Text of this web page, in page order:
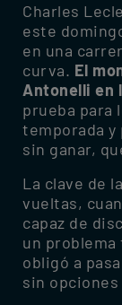
Charles
este
en una
curva. El
Antonelli en
prueba para
temporada y
sin ganar,
La clave de
vueltas,
capaz de
un problema
obligó a
sin